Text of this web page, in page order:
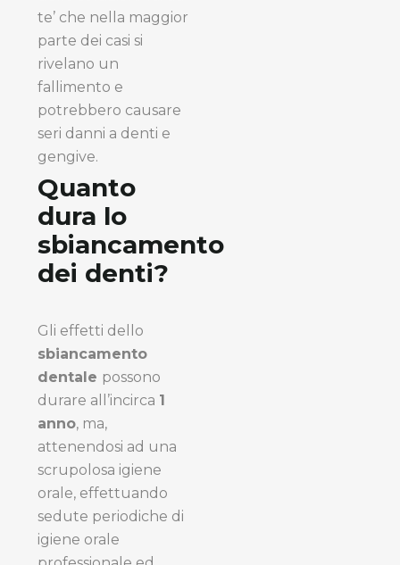
te’ che nella maggior
parte dei casi si
rivelano un
fallimento e
potrebbero causare
seri danni a denti e
gengive.
Quanto
dura lo
sbiancamento
dei denti?
Gli effetti dello
sbiancamento
dentale possono
durare all’incirca 1
anno, ma,
attenendosi ad una
scrupolosa igiene
orale, effettuando
sedute periodiche di
igiene orale